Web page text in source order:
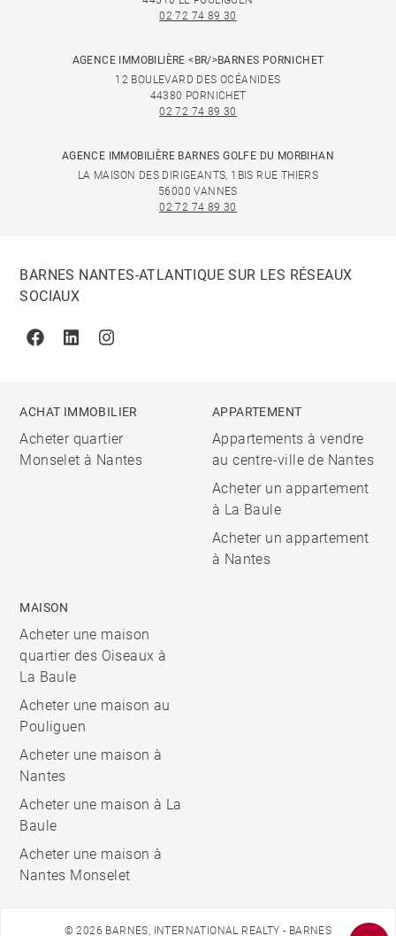
02 72 74 89 30
AGENCE IMMOBILIÈRE <BR/>BARNES PORNICHET
12 BOULEVARD DES OCÉANIDES
44380 PORNICHET
02 72 74 89 30
AGENCE IMMOBILIÈRE BARNES GOLFE DU MORBIHAN
LA MAISON DES DIRIGEANTS, 1BIS RUE THIERS
56000 VANNES
02 72 74 89 30
BARNES NANTES-ATLANTIQUE SUR LES RÉSEAUX
SOCIAUX
FacebookLinkedinInstagram
ACHAT IMMOBILIER
Acheter quartier
Monselet à Nantes
APPARTEMENT
Appartements à vendre
au centre-ville de Nantes
Acheter un appartement
à La Baule
Acheter un appartement
à Nantes
MAISON
Acheter une maison
quartier des Oiseaux à
La Baule
Acheter une maison au
Pouliguen
Acheter une maison à
Nantes
Acheter une maison à La
Baule
Acheter une maison à
Nantes Monselet
© 2026 BARNES, INTERNATIONAL REALTY - BARNES